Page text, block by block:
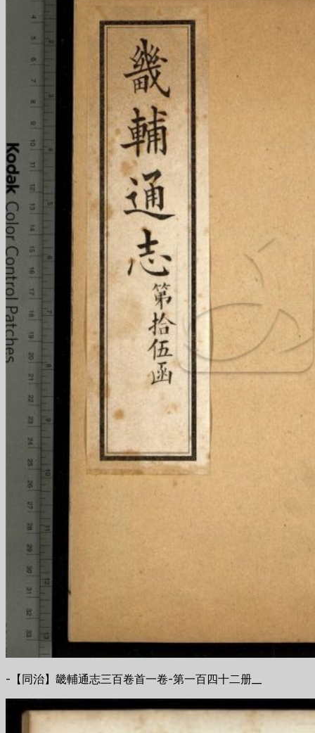
-【同治】畿輔通志三百卷首一卷-第一百四十二册__